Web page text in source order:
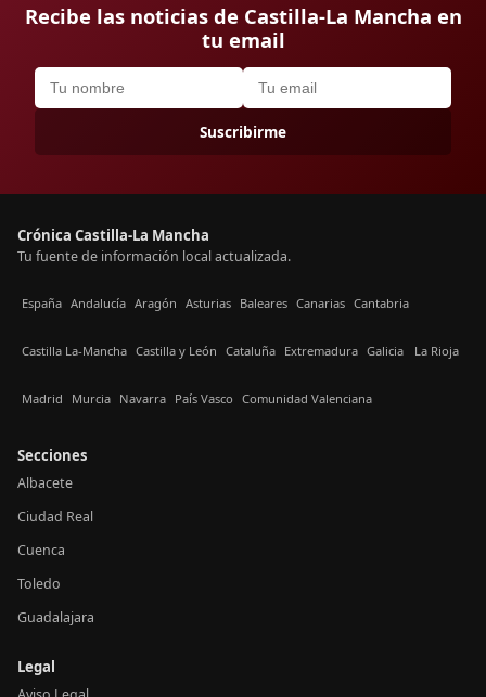
Recibe las noticias de Castilla-La Mancha en
tu email
Suscribirme
Crónica Castilla-La Mancha
Tu fuente de información local actualizada.
España Andalucía Aragón Asturias Baleares Canarias Cantabria
Castilla La-Mancha Castilla y León Cataluña Extremadura Galicia La Rioja
Madrid Murcia Navarra País Vasco Comunidad Valenciana
Secciones
Albacete
Ciudad Real
Cuenca
Toledo
Guadalajara
Legal